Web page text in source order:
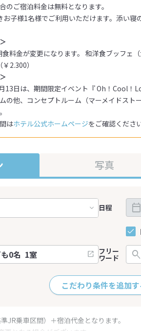
ご宿泊料金は無料となります。
子様1名様でご利用いただけます。添い寝
料金が変更になります。 和洋食ブッフェ
2.300）
13日は、期間限定イベント『 Oh！Cool！
の他、コンセプトルーム（マーメイドスト
はホテル公式ホームページをご確認ください
写真
日程
フリー
ワード
こだわり条件を追加す
JR乗車区間）＋宿泊代金となります。